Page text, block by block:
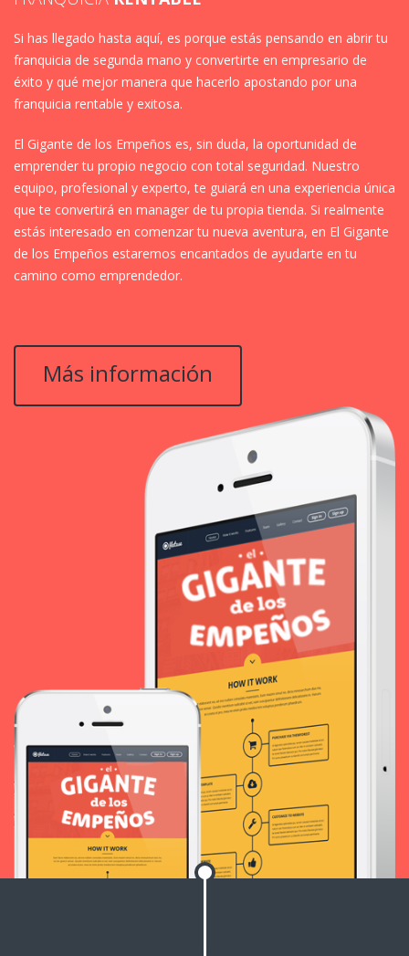
Si has llegado hasta aquí, es porque estás pensando en abrir tu
franquicia de segunda mano y convertirte en empresario de
éxito y qué mejor manera que hacerlo apostando por una
franquicia rentable y exitosa.
El Gigante de los Empeños es, sin duda, la oportunidad de
emprender tu propio negocio con total seguridad. Nuestro
equipo, profesional y experto, te guiará en una experiencia única
que te convertirá en manager de tu propia tienda. Si realmente
estás interesado en comenzar tu nueva aventura, en El Gigante
de los Empeños estaremos encantados de ayudarte en tu
camino como emprendedor.
Más información